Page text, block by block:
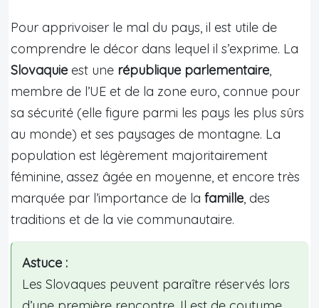
Pour apprivoiser le mal du pays, il est utile de
comprendre le décor dans lequel il s’exprime. La
Slovaquie est une république parlementaire,
membre de l’UE et de la zone euro, connue pour
sa sécurité (elle figure parmi les pays les plus sûrs
au monde) et ses paysages de montagne. La
population est légèrement majoritairement
féminine, assez âgée en moyenne, et encore très
marquée par l’importance de la famille, des
traditions et de la vie communautaire.
Astuce :
Les Slovaques peuvent paraître réservés lors